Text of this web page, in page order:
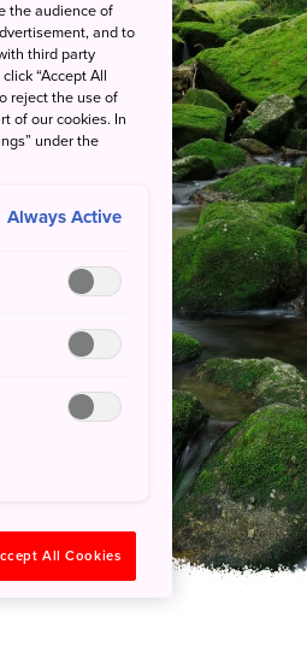
the audience of
and to
third party
“Accept All
reject the use of
of our cookies. In
under the
Always Active
All Cookies